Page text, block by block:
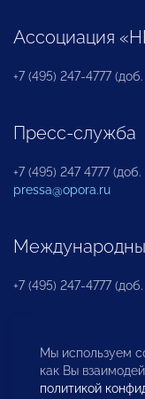
Ассоциация
+7 (495) 247-4777 (доб.
Пресс-служба
+7 (495) 247 4777 (доб.
pressa@opora.ru
+7 (495) 247-4777 (доб.
Бюро по
инвесторов
Мы используем
как Вы
политикой